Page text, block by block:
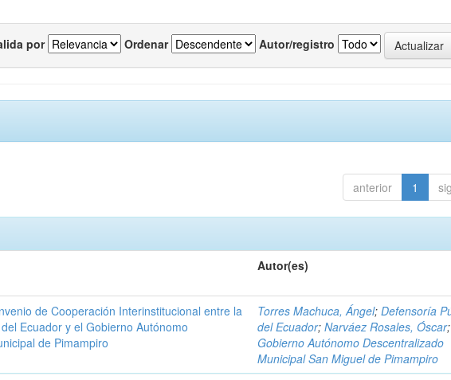
por Ordenar Autor/registro
anterior 1
Autor(es)
de Cooperación Interinstitucional entre la
Ecuador y el Gobierno Autónomo
de Pimampiro
Torres Machuca, Ángel;Defensoría
del Ecuador;Narváez Rosales, Óscar;
Gobierno Autónomo Descentralizado
Municipal San Miguel de Pimampiro